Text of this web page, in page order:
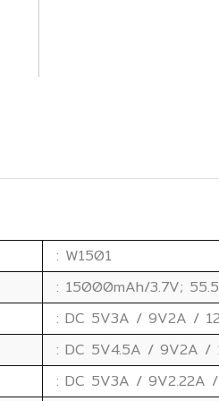
: W1501
: 15000mAh/3.7V;
: DC 5V3A / 9V2A /
: DC 5V4.5A / 9V2A /
: DC 5V3A / 9V2.22A